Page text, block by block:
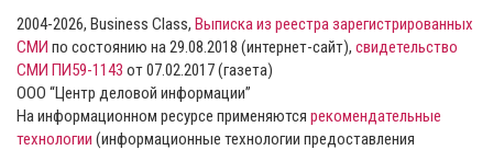
2004-2026, Business Class, Выписка из реестра зарегистрированных
СМИ по состоянию на 29.08.2018 (интернет-сайт), свидетельство
СМИ ПИ59-1143 от 07.02.2017 (газета)
ООО “Центр деловой информации”
На информационном ресурсе применяются рекомендательные
технологии (информационные технологии предоставления